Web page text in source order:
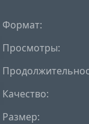
Формат:
Просмотры:
Качество:
Размер: